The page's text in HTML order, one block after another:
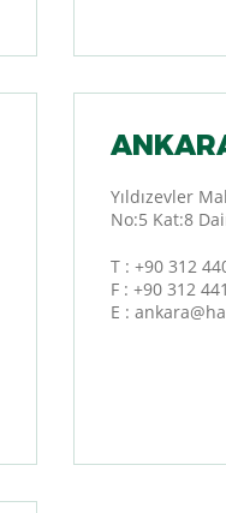
Yıldızevler
No:5 Kat:8
T : +90 312
F : +90 312
E :